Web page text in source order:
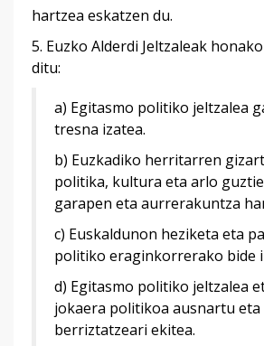
hartzea eskatzen du.
5. Euzko Alderdi Jeltzaleak
ditu:
a) Egitasmo politiko jeltzalea
tresna izatea.
b) Euzkadiko herritarren
politika, kultura eta arlo
garapen eta aurrerakuntza
c) Euskaldunon heziketa eta
politiko eraginkorrerako bide
d) Egitasmo politiko jeltzalea
jokaera politikoa ausnartu eta
berriztatzeari ekitea.